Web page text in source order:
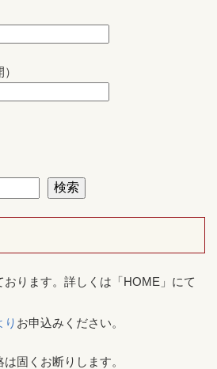
検索
ります。詳しくは「HOME」にて
り お申込みください。
固くお断りします。